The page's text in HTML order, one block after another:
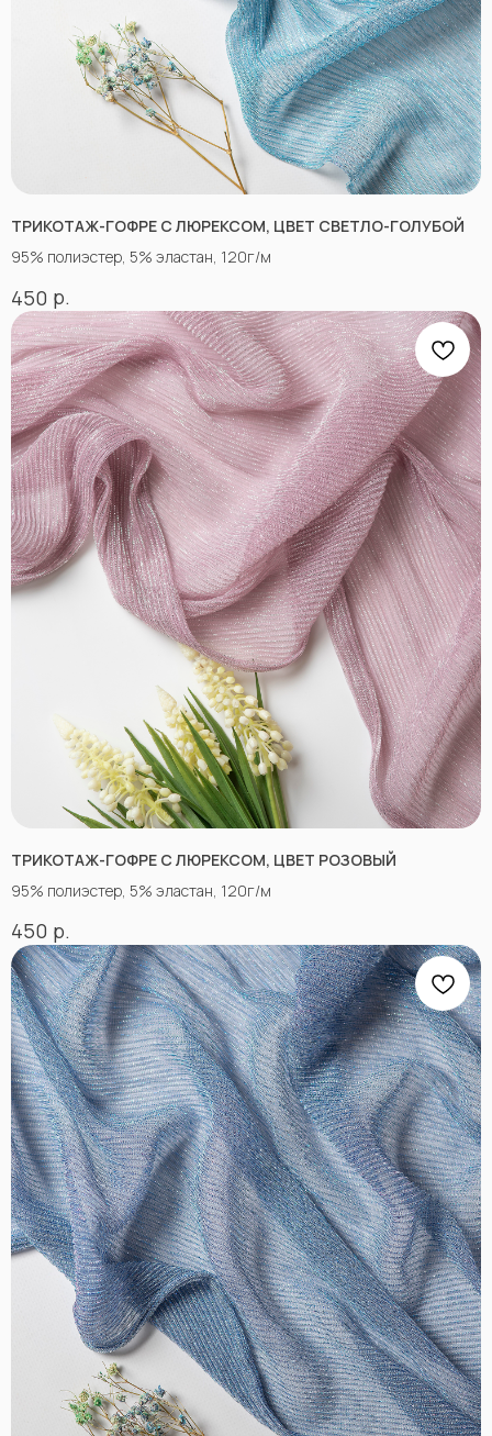
ТРИКОТАЖ-ГОФРЕ С ЛЮРЕКСОМ, ЦВЕТ СВЕТЛО-ГОЛУБОЙ
95% полиэстер, 5% эластан, 120г/м
450 р.
ТРИКОТАЖ-ГОФРЕ С ЛЮРЕКСОМ, ЦВЕТ РОЗОВЫЙ
95% полиэстер, 5% эластан, 120г/м
450 р.
ИНФОРМАЦИЯ
ПРОЧЕЕ
Вопросы-ответы
Блог
Договор оферты
Политика
конфиденциальности
*принадлежат компании Meta,
признанной экстремистской
и запрещенной в РФ